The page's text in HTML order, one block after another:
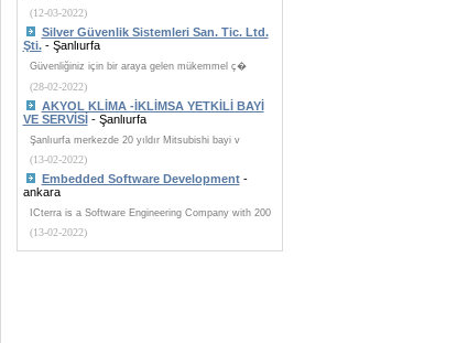
(12-03-2022)
Silver Güvenlik Sistemleri San. Tic. Ltd.
Şti.- Şanlıurfa
Güvenliğiniz için bir araya gelen mükemmel ç�
(28-02-2022)
AKYOL KLİMA -İKLİMSA YETKİLİ BAYİ
VE SERVİSİ- Şanlıurfa
Şanlıurfa merkezde 20 yıldır Mitsubishi bayi v
(13-02-2022)
Embedded Software Development-
ankara
ICterra is a Software Engineering Company with 200
(13-02-2022)